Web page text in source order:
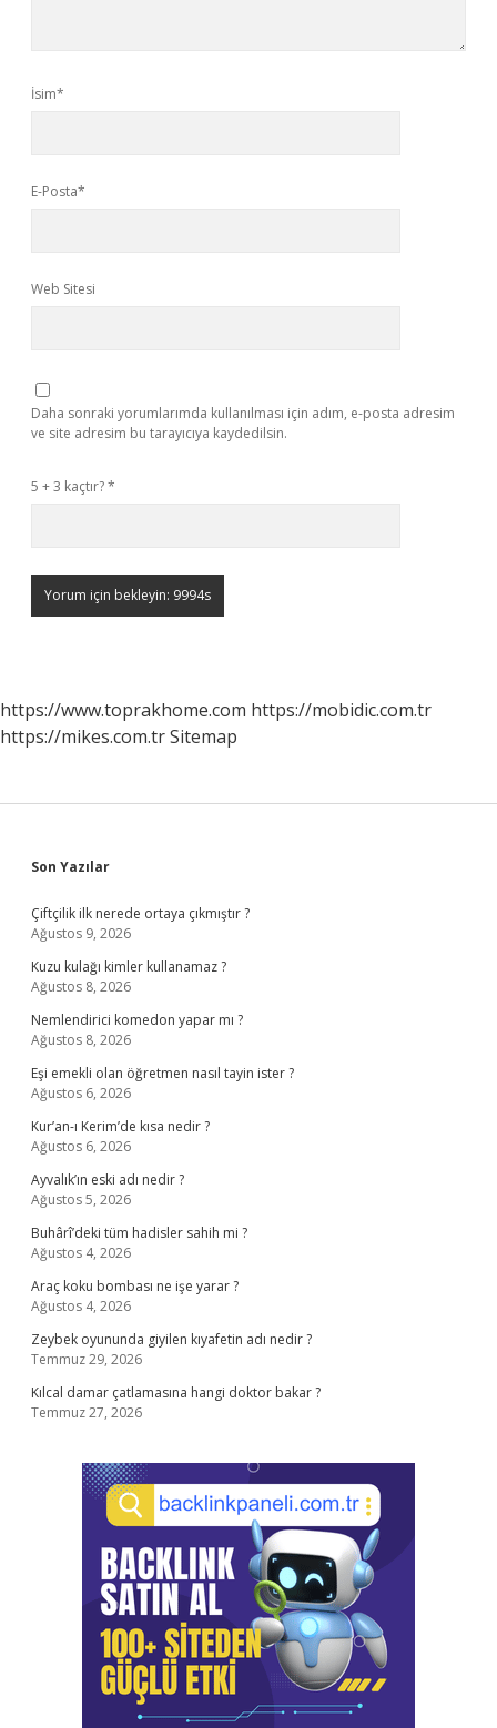
İsim*
E-Posta*
Web Sitesi
Daha sonraki yorumlarımda kullanılması için adım, e-posta adresim
ve site adresim bu tarayıcıya kaydedilsin.
5 + 3 kaçtır?*
https://www.toprakhome.com https://mobidic.com.tr
https://mikes.com.trSitemap
Sidebar
Son Yazılar
Çiftçilik ilk nerede ortaya çıkmıştır ?
Ağustos 9, 2026
Kuzu kulağı kimler kullanamaz ?
Ağustos 8, 2026
Nemlendirici komedon yapar mı ?
Ağustos 8, 2026
Eşi emekli olan öğretmen nasıl tayin ister ?
Ağustos 6, 2026
Kur’an-ı Kerim’de kısa nedir ?
Ağustos 6, 2026
Ayvalık’ın eski adı nedir ?
Ağustos 5, 2026
Buhârî’deki tüm hadisler sahih mi ?
Ağustos 4, 2026
Araç koku bombası ne işe yarar ?
Ağustos 4, 2026
Zeybek oyununda giyilen kıyafetin adı nedir ?
Temmuz 29, 2026
Kılcal damar çatlamasına hangi doktor bakar ?
Temmuz 27, 2026